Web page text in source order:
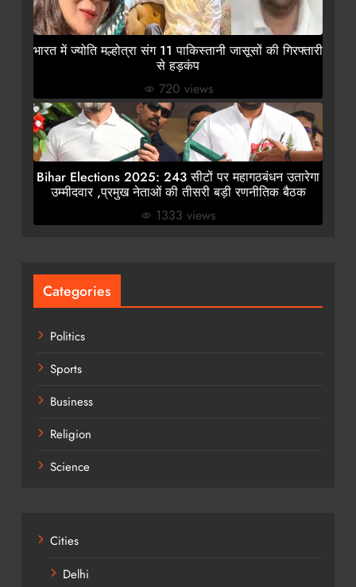
भारत में ज्योति मल्होत्रा संग 11 पाकिस्तानी जासूसों की गिरफ्तारी
से हड़कंप
720 views
Bihar Elections 2025: 243 सीटों पर महागठबंधन उतारेगा
उम्मीदवार ,प्रमुख नेताओं की तीसरी बड़ी रणनीतिक बैठक
1333 views
Categories
Politics
Sports
Business
Religion
Science
Cities
Delhi